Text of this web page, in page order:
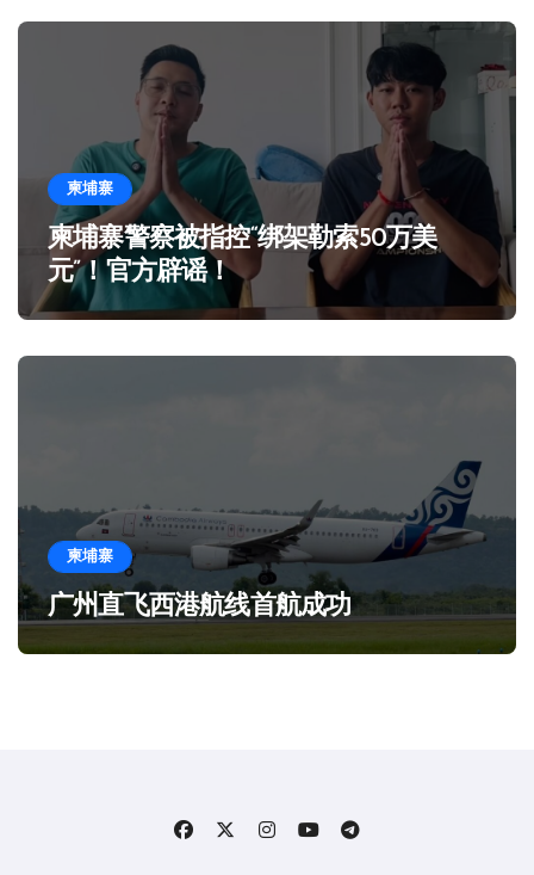
柬埔寨
柬埔寨警察被指控“绑架勒索50万美
元”！官方辟谣！
柬埔寨
广州直飞西港航线首航成功